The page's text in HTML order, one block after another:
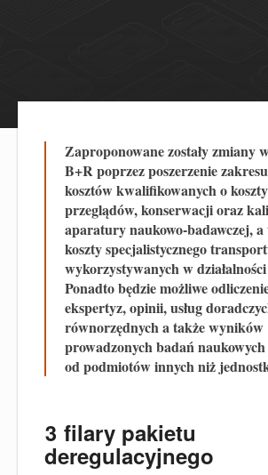
Zaproponowane zostały zmiany
B+R poprzez poszerzenie
kosztów kwalifikowanych o koszty
przeglądów, konserwacji oraz
aparatury naukowo-badawczej, a
koszty specjalistycznego
wykorzystywanych w
Ponadto będzie możliwe
ekspertyz, opinii, usług
równorzędnych a także wyników
prowadzonych badań
od podmiotów innych niż
3 filary pakietu
deregulacyjnego